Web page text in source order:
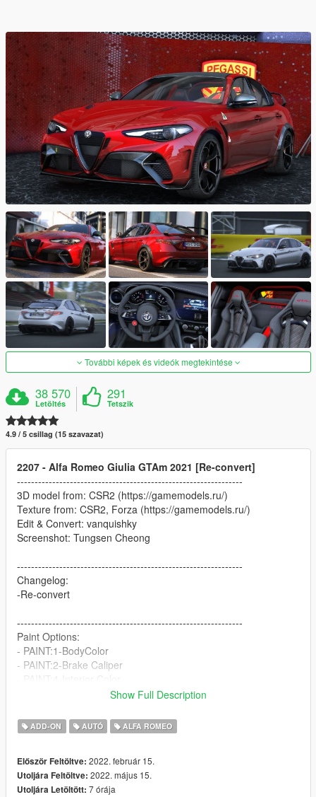
További képek és videók megtekintése
38 570
Letöltés
291
Tetszik
4.9 / 5 csillag (15 szavazat)
2207 - Alfa Romeo Giulia GTAm 2021 [Re-convert]
----------------------------------------------------------------
3D model from: CSR2 (https://gamemodels.ru/)
Texture from: CSR2, Forza (https://gamemodels.ru/)
Edit & Convert: vanquishky
Screenshot: Tungsen Cheong
----------------------------------------------------------------
Changelog:
-Re-convert
----------------------------------------------------------------
Paint Options:
- PAINT:1-BodyColor
- PAINT:2-Brake Caliper
Extra Options:
- EXTRA:1- GTA License Plate Front
- EXTRA:5- EU License Plate Front
- EXTRA:6- EU License Plate Rear
Show Full Description
ADD-ON AUTÓ ALFA ROMEO
Először Feltöltve: 2022. február 15.
Utoljára Feltöltve: 2022. május 15.
Utoljára Letöltött: 7 órája